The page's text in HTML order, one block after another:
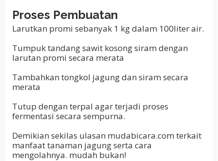
Proses Pembuatan
Larutkan promi sebanyak 1 kg dalam 100liter air.
Tumpuk tandang sawit kosong siram dengan
larutan promi secara merata
Tambahkan tongkol jagung dan siram secara
merata
Tutup dengan terpal agar terjadi proses
fermentasi secara sempurna.
Demikian sekilas ulasan mudabicara.com terkait
manfaat tanaman jagung serta cara
mengolahnya. mudah bukan!